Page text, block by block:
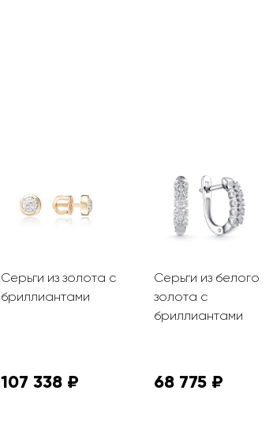
Серьги из золота с
бриллиантами
107 338 ₽
Серьги из белого
золота с
бриллиантами
68 775 ₽